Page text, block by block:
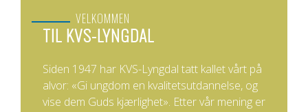
VELKOMMEN
TIL KVS-LYNGDAL
Siden 1947 har KVS-Lyngdal tatt kallet vårt på
alvor: «Gi ungdom en kvalitetsutdannelse, og
vise dem Guds kjærlighet». Etter vår mening er